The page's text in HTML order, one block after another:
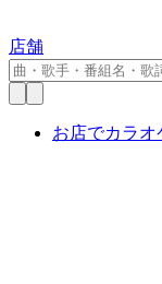
店舗
お店でカラオ